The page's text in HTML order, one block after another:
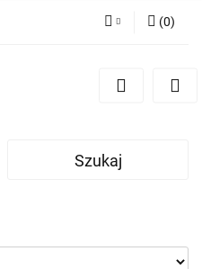
Zarejestruj się
(0)
Szukaj